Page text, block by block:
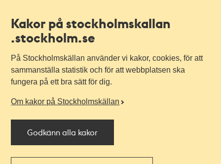
Kakor på stockholmskallan
.stockholm.se
På Stockholmskällan använder vi kakor, cookies, för att
sammanställa statistik och för att webbplatsen ska
fungera på ett bra sätt för dig.
Om kakor på Stockholmskällan
Godkänn alla kakor